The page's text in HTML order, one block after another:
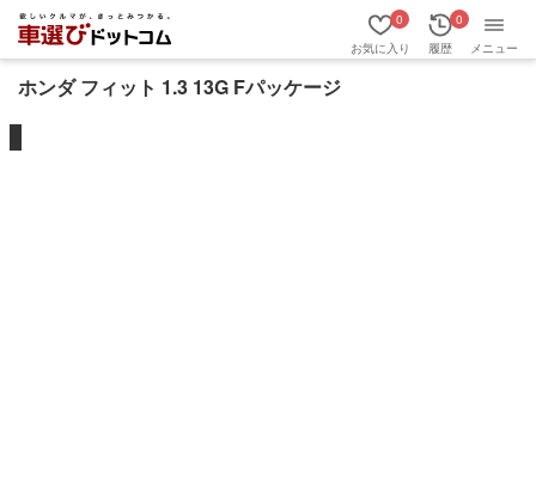
お気に入り
0
履歴
0
メニュー
ホンダ フィット 1.3 13G Fパッケージ